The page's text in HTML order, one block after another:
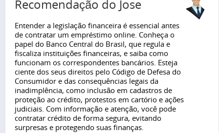
Recomendação do Jose
Entender a legislação financeira é essencial antes
de contratar um empréstimo online. Conheça o
papel do Banco Central do Brasil, que regula e
fiscaliza instituições financeiras, e saiba como
funcionam os correspondentes bancários. Esteja
ciente dos seus direitos pelo Código de Defesa do
Consumidor e das consequências legais da
inadimplência, como inclusão em cadastros de
proteção ao crédito, protestos em cartório e ações
judiciais. Com informação e atenção, você pode
contratar crédito de forma segura, evitando
surpresas e protegendo suas finanças.